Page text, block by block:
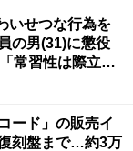
いせつな行為を
の男(31)に懲役
常習性は際立っ
重い」
ード」の販売イ
刻盤まで…約3万